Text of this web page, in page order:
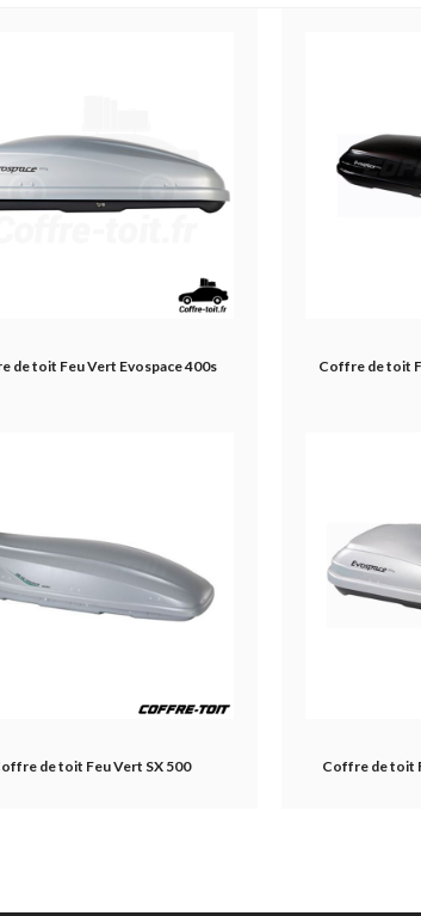
de toit Feu Vert Evospace 400s Coffre de toit
de toit Feu Vert SX 500 Coffre de toit